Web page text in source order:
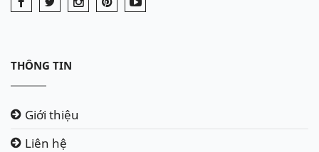
THÔNG TIN
Giới thiệu
Liên hệ